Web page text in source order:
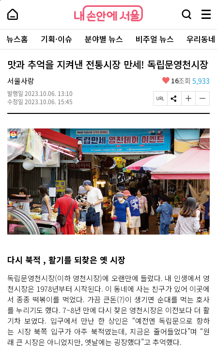
본
로
가
내
손
안
에
서
울
-
서
울
시
대
표
소
포
털
내
손
에
울
검
창
열
기
메
뉴
전
체
보
기
주
요
서
뉴스홈 기획·이슈 분야별 뉴스 비주얼 뉴스 우리동
맛과 추억을 지켜낸 전통시장 만세! 독립문영천시장
서울사랑
발행일 2023.10.06. 13:10
수정일 2023.10.06. 15:45
좋
요
16조회 5,933
페
이
U
R
L
복
사
S
N
공
유
하
기
글
자
기
크
게
변
기
글
자
기
작
게
변
기
다시 북적 , 활기를 되찾은 옛 시장
독립문영천시장(이하 영천시장)에 오랜만에 들렀다. 내 인생에서 영
천시장은 1978년부터 시작된다. 이 동네에 사는 친구가 있어 이곳에
서 종종 떡볶이를 먹었다. 가끔 큰돈(?)이 생기면 순대를 먹는 호사
를 누리기도 했다. 7~8년 만에 다시 찾은 영천시장은 이전보다 더 활
기차 보였다. 입구에서 만난 한 상인은 “예전엔 독립문으로 향하
는 시장 북쪽 입구가 아주 북적였는데, 지금은 줄어들었다”며 “원
래 큰 시장은 아니었지만, 옛날에는 굉장했다”고 추억했다.
페
상
단
로